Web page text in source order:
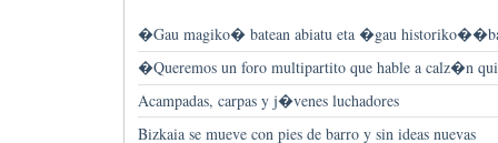
�Gau magiko� batean abiatu eta �gau
�Queremos un foro multipartito que hable a calz�n
Acampadas, carpas y j�venes luchadores
Bizkaia se mueve con pies de barro y sin ideas nuevas